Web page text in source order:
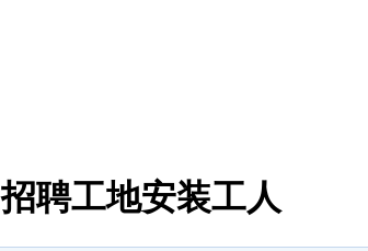
招聘工地安装工人